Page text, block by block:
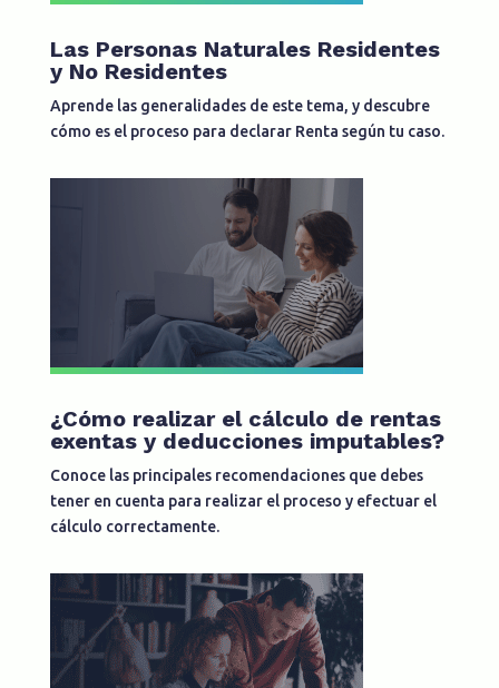
Las Personas Naturales Residentes
y No Residentes
Aprende las generalidades de este tema, y descubre
cómo es el proceso para declarar Renta según tu caso.
¿Cómo realizar el cálculo de rentas
exentas y deducciones imputables?
Conoce las principales recomendaciones que debes
tener en cuenta para realizar el proceso y efectuar el
cálculo correctamente.